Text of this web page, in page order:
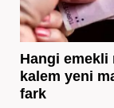
Hangi emekli
kalem yeni
fark